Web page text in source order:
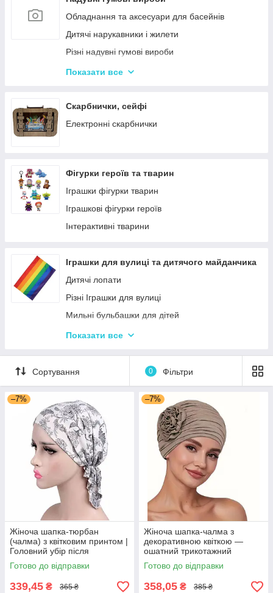
Кінетичний пісок
Дитячий Пластилін
Декупаж
Крейда для Малювання
Рукоділля
Валіза для малювання
Обладнання та аксесуари для басейнів
Дитячі нарукавники і жилети
Різні надувні гумові вироби
Насоси для матрасів та гумових виробів
Надувні матраци
Дитячі надувні басейни
Показати все
Скарбнички, сейфі
Електронні скарбнички
Фігурки героїв та тварин
Іграшки фігурки тварин
Іграшкові фігурки героїв
Інтерактивні тварини
Іграшки для вулиці та дитячого майданчика
Дитячі лопати
Різні Іграшки для вулиці
Мильні бульбашки для дітей
Гойдалки для дітей
Гірки для дитячого майданчика
Зимові іграшки для вулиці
Повітряні змії
Показати все
Сортування 0 Фільтри
–7%
Жіноча шапка-тюрбан
(чалма) з квітковим принтом |
Головний убір після
хіміотерапії, при алопеції |
Літня хустка на голову
Готово до відправки
339,45 ₴ 365 ₴
–7%
Жіноча шапка-чалма з
декоративною квіткою —
ошатний трикотажний
тюрбан, колір Кава з
молоком
Готово до відправки
358,05 ₴ 385 ₴